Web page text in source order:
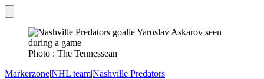
Photo : The Tennessean
Markerzone|NHL team|Nashville Predators